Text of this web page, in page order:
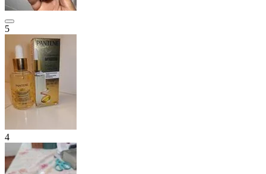
5
4